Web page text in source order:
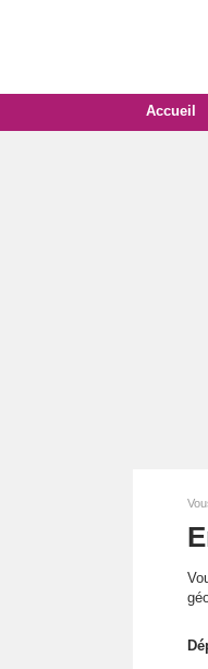
Accueil